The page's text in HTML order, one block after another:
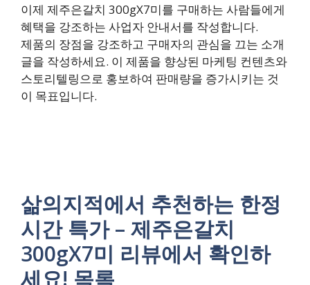
이제 제주은갈치 300gX7미를 구매하는 사람들에게
혜택을 강조하는 사업자 안내서를 작성합니다.
제품의 장점을 강조하고 구매자의 관심을 끄는 소개
글을 작성하세요. 이 제품을 향상된 마케팅 컨텐츠와
스토리텔링으로 홍보하여 판매량을 증가시키는 것
이 목표입니다.
삶의지적에서 추천하는 한정
시간 특가 – 제주은갈치
300gX7미 리뷰에서 확인하
세요! 목록